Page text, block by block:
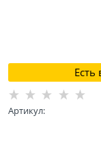
Артикул: